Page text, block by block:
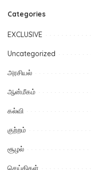
Categories
EXCLUSIVE
Uncategorized
அரசியல்
ஆன்மீகம்
கல்வி
குற்றம்
சூழல்
செய்திகள்